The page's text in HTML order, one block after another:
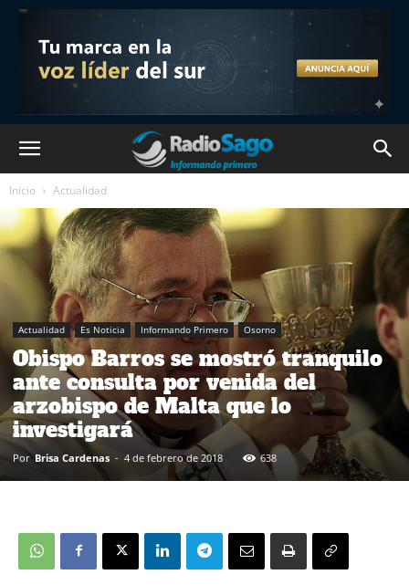
Inicio Actualidad
Actualidad Es Noticia Informando Primero Osorno
Obispo Barros se mostró tranquilo
ante consulta por venida del
arzobispo de Malta que lo
investigará
Por Brisa Cardenas - 4 de febrero de 2018 638